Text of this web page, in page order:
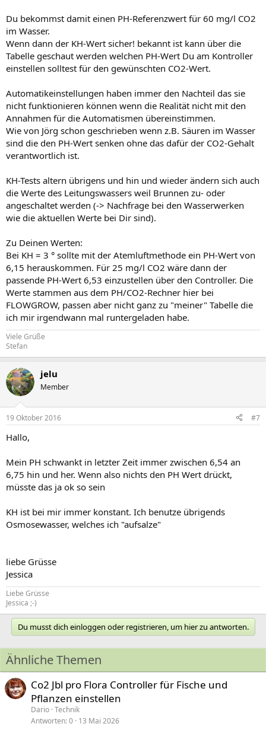
Du bekommst damit einen PH-Referenzwert für 60 mg/l CO2
im Wasser.
Wenn dann der KH-Wert sicher! bekannt ist kann über die
Tabelle geschaut werden welchen PH-Wert Du am Kontroller
einstellen solltest für den gewünschten CO2-Wert.
Automatikeinstellungen haben immer den Nachteil das sie
nicht funktionieren können wenn die Realität nicht mit den
Annahmen für die Automatismen übereinstimmen.
Wie von Jörg schon geschrieben wenn z.B. Säuren im Wasser
sind die den PH-Wert senken ohne das dafür der CO2-Gehalt
verantwortlich ist.
KH-Tests altern übrigens und hin und wieder ändern sich auch
die Werte des Leitungswassers weil Brunnen zu- oder
angeschaltet werden (-> Nachfrage bei den Wasserwerken
wie die aktuellen Werte bei Dir sind).
Zu Deinen Werten:
Bei KH = 3 ° sollte mit der Atemluftmethode ein PH-Wert von
6,15 herauskommen. Für 25 mg/l CO2 wäre dann der
passende PH-Wert 6,53 einzustellen über den Controller. Die
Werte stammen aus dem PH/CO2-Rechner hier bei
FLOWGROW, passen aber nicht ganz zu "meiner" Tabelle die
ich mir irgendwann mal runtergeladen habe.
Viele Grüße
Stefan
jelu
Member
19 Oktober 2016 #7
Hallo,
Mein PH schwankt in letzter Zeit immer zwischen 6,54 an
6,75 hin und her. Wenn also nichts den PH Wert drückt,
müsste das ja ok so sein
KH ist bei mir immer konstant. Ich benutze übrigends
Osmosewasser, welches ich "aufsalze"
liebe Grüsse
Jessica
Liebe Grüsse
Jessica ;-)
Du musst dich einloggen oder registrieren, um hier zu antworten.
Ähnliche Themen
Co2 Jbl pro Flora Controller für Fische und
Pflanzen einstellen
Dario Technik
Antworten 0 13 Mai 2026